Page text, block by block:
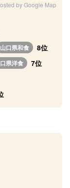
by Google Map
山口県和食 8位
県洋食 7位